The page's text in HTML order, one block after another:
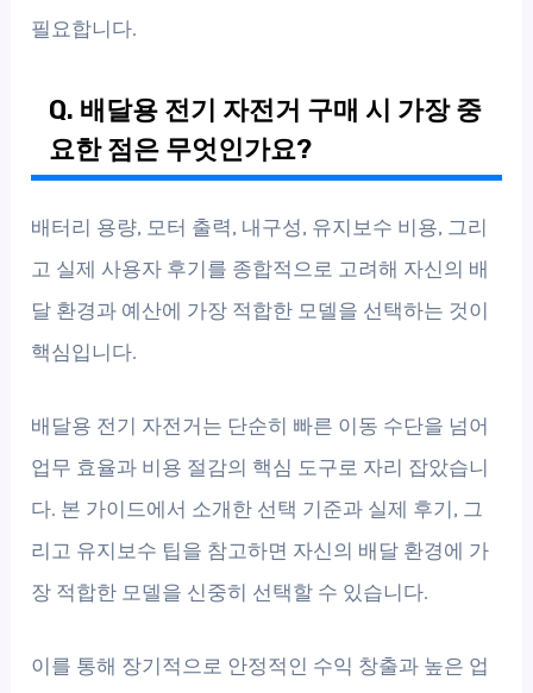
필요합니다.
Q. 배달용 전기 자전거 구매 시 가장 중
요한 점은 무엇인가요?
배터리 용량, 모터 출력, 내구성, 유지보수 비용, 그리
고 실제 사용자 후기를 종합적으로 고려해 자신의 배
달 환경과 예산에 가장 적합한 모델을 선택하는 것이
핵심입니다.
배달용 전기 자전거는 단순히 빠른 이동 수단을 넘어
업무 효율과 비용 절감의 핵심 도구로 자리 잡았습니
다. 본 가이드에서 소개한 선택 기준과 실제 후기, 그
리고 유지보수 팁을 참고하면 자신의 배달 환경에 가
장 적합한 모델을 신중히 선택할 수 있습니다.
이를 통해 장기적으로 안정적인 수익 창출과 높은 업